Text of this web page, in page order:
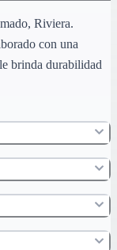
Riviera.
con una
brinda durabilidad